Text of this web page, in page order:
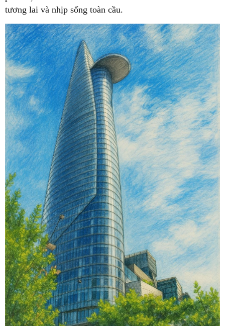
tương lai và nhịp sống toàn cầu.